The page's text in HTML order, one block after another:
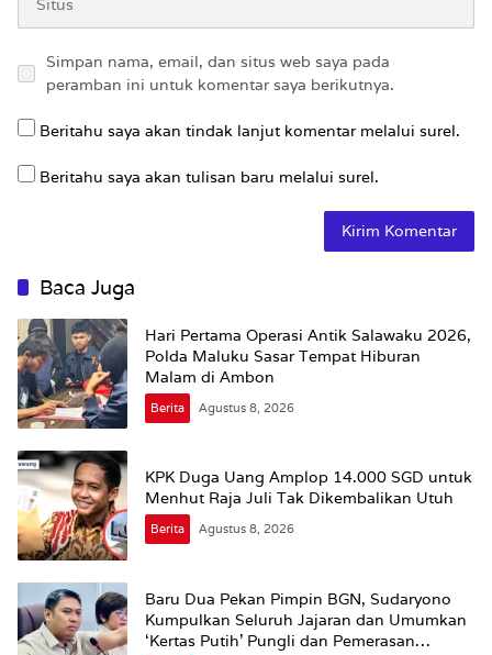
Simpan nama, email, dan situs web saya pada
peramban ini untuk komentar saya berikutnya.
Beritahu saya akan tindak lanjut komentar melalui surel.
Beritahu saya akan tulisan baru melalui surel.
Baca Juga
Hari Pertama Operasi Antik Salawaku 2026,
Polda Maluku Sasar Tempat Hiburan
Malam di Ambon
Berita Agustus 8, 2026
KPK Duga Uang Amplop 14.000 SGD untuk
Menhut Raja Juli Tak Dikembalikan Utuh
Berita Agustus 8, 2026
Baru Dua Pekan Pimpin BGN, Sudaryono
Kumpulkan Seluruh Jajaran dan Umumkan
‘Kertas Putih’ Pungli dan Pemerasan